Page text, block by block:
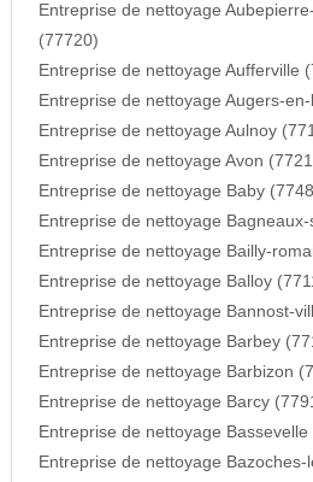
Entreprise de nettoyage
(77720)
Entreprise de nettoyage Aufferville
Entreprise de nettoyage Augers-
Entreprise de nettoyage Aulnoy
Entreprise de nettoyage Avon
Entreprise de nettoyage Baby
Entreprise de nettoyage
Entreprise de nettoyage Bailly-
Entreprise de nettoyage Balloy
Entreprise de nettoyage Bannost-
Entreprise de nettoyage Barbey
Entreprise de nettoyage Barbizon
Entreprise de nettoyage Barcy
Entreprise de nettoyage Bassevelle
Entreprise de nettoyage Bazoches-